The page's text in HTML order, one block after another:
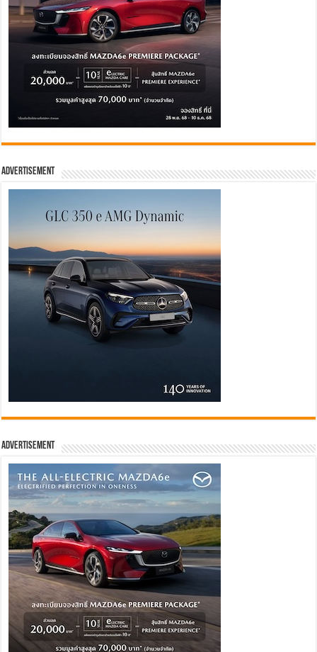
Advertisement
Advertisement